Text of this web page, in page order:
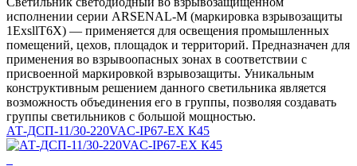
исполнении серии ARSENAL-M (маркировка взрывозащиты
1ЕхsllT6X) — применяется для освещения промышленных
помещений, цехов, площадок и территорий. Предназначен для
применения во взрывоопасных зонах в соответствии с
присвоенной маркировкой взрывозащиты. Уникальным
конструктивным решением данного светильника является
возможность объединения его в группы, позволяя создавать
группы светильников с большой мощностью.
АТ-ДСП-11/30-220VAC-IP67-EX К45